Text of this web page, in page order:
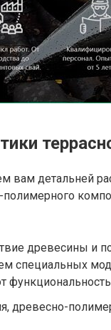
вам детальней
древесины и
специальных
древесно-